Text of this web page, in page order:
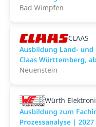
Bad Wimpfen
CLAAS
Ausbildung Land-
Claas Württemberg,
Neuenstein
Würth
Ausbildung zum
Prozessanalyse |